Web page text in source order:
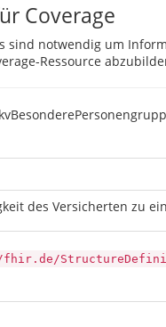
Coverage
sind notwendig um
Ressource
des Versicherten zu